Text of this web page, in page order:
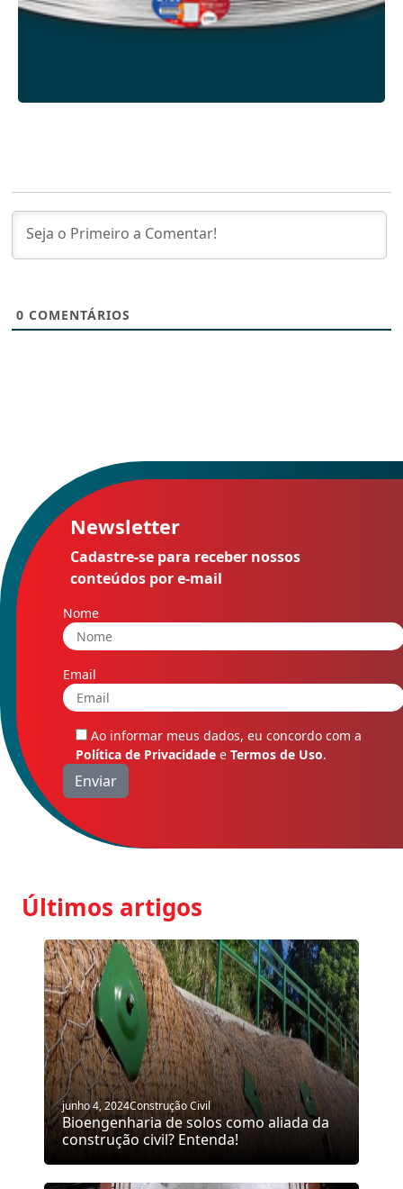
0 COMENTÁRIOS
Newsletter
Cadastre-se para receber nossos
conteúdos por e-mail
Nome
Email
Ao informar meus dados, eu concordo com a
Política de Privacidade e Termos de Uso.
Últimos artigos
junho 4, 2024Construção Civil
Bioengenharia de solos como aliada da
construção civil? Entenda!